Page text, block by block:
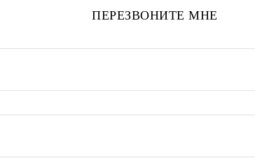
ПЕРЕЗВОНИТЕ МНЕ